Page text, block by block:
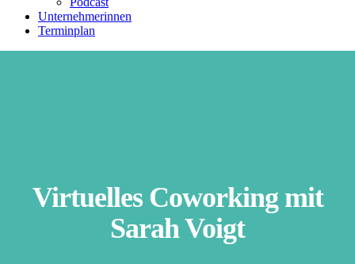
Unternehmerinnen
Terminplan
Virtuelles Coworking mit
Sarah Voigt